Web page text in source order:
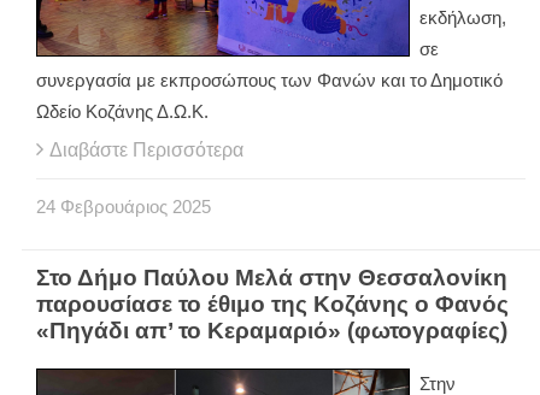
εκδήλωση,
σε
συνεργασία με εκπροσώπους των Φανών και το Δημοτικό
Ωδείο Κοζάνης Δ.Ω.Κ.
Διαβάστε Περισσότερα
24 Φεβρουάριος 2025
Στο Δήμο Παύλου Μελά στην Θεσσαλονίκη
παρουσίασε το έθιμο της Κοζάνης ο Φανός
«Πηγάδι απ’ το Κεραμαριό» (φωτογραφίες)
Στην